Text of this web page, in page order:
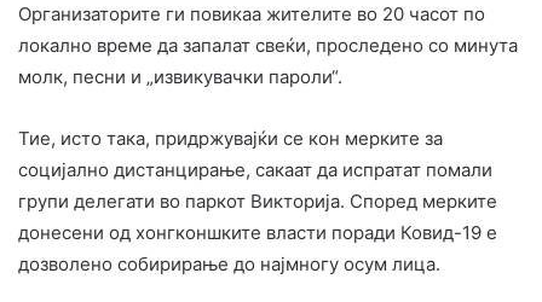
Организаторите ги повикаа жителите во 20 часот по
локално време да запалат свеќи, проследено со минута
молк, песни и „извикувачки пароли“.
Тие, исто така, придржувајќи се кон мерките за
социјално дистанцирање, сакаат да испратат помали
групи делегати во паркот Викторија. Според мерките
донесени од хонгконшките власти поради Ковид-19 е
дозволено собирирање до најмногу осум лица.